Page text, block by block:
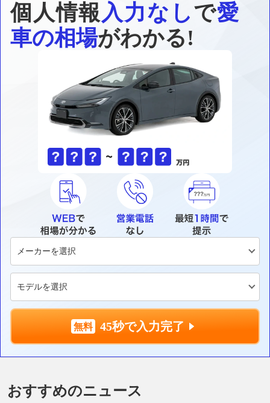
個人情報入力なしで愛
車の相場がわかる!
45秒で入力完了
おすすめのニュース